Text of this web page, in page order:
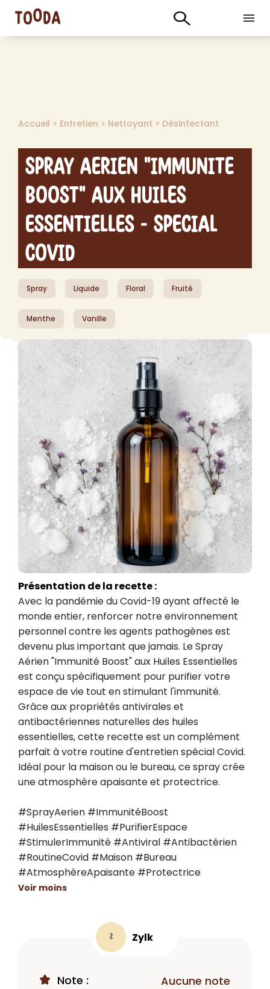
Accueil > Entretien > Nettoyant > Désinfectant
Spray Aerien "Immunite
Boost" aux Huiles
Essentielles - Special
Covid
Spray Liquide Floral Fruité
Menthe Vanille
Présentation de la recette :
Avec la pandémie du Covid-19 ayant affecté le
monde entier, renforcer notre environnement
personnel contre les agents pathogènes est
devenu plus important que jamais. Le Spray
Aérien "Immunité Boost" aux Huiles Essentielles
est conçu spécifiquement pour purifier votre
espace de vie tout en stimulant l'immunité.
Grâce aux propriétés antivirales et
antibactériennes naturelles des huiles
essentielles, cette recette est un complément
parfait à votre routine d'entretien spécial Covid.
Idéal pour la maison ou le bureau, ce spray crée
une atmosphère apaisante et protectrice.
#SprayAerien #ImmunitéBoost
#HuilesEssentielles #PurifierEspace
#StimulerImmunité #Antiviral #Antibactérien
#RoutineCovid #Maison #Bureau
#AtmosphèreApaisante #Protectrice
Voir moins
Z Zylk
Note : Aucune note